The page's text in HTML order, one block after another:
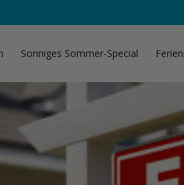
Sonniges Sommer-Special